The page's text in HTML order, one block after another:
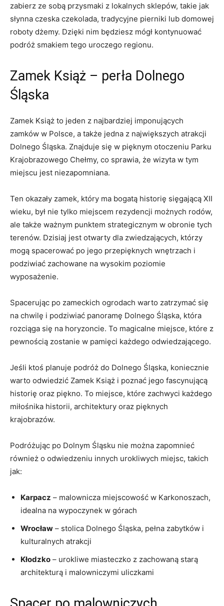
zabierz ze sobą przysmaki z lokalnych⁤ sklepów, takie jak
słynna czeska⁤ czekolada, tradycyjne pierniki lub domowej
roboty dżemy. Dzięki nim będziesz mógł kontynuować⁢
podróż smakiem tego uroczego regionu.
Zamek Książ – ⁤perła ​Dolnego
Śląska
Zamek Książ ⁢to jeden z najbardziej imponujących
zamków⁢ w‌ Polsce, ‍a także jedna z największych atrakcji
Dolnego‍ Śląska.​ Znajduje się ⁣w pięknym otoczeniu Parku
Krajobrazowego Chełmy, co sprawia, że wizyta w‌ tym
⁤miejscu‍ jest niezapomniana.
Ten okazały ⁣zamek, który ma ‌bogatą historię‌ sięgającą XII
wieku, był nie tylko miejscem rezydencji możnych‍ rodów,
‌ale ‍także ważnym ⁤punktem strategicznym ‌w ⁣obronie ⁤tych
terenów. Dzisiaj jest otwarty dla zwiedzających, ‌którzy
⁣mogą spacerować‌ po​ jego‌ przepięknych wnętrzach i
podziwiać‍ zachowane na wysokim poziomie
wyposażenie.
Spacerując‌ po zameckich ogrodach ⁢warto ‌zatrzymać się
na chwilę i podziwiać panoramę Dolnego Śląska, która
rozciąga się na horyzoncie. To magicalne miejsce, które z
pewnością zostanie w pamięci każdego odwiedzającego.
Jeśli ktoś​ planuje podróż do Dolnego Śląska, koniecznie
warto odwiedzić Zamek Książ i ⁣poznać jego fascynującą
historię oraz piękno. To miejsce, które zachwyci każdego
miłośnika historii, architektury‌ oraz pięknych
krajobrazów.
Podróżując po Dolnym Śląsku​ nie można zapomnieć
również o odwiedzeniu innych urokliwych miejsc, takich
jak:
Karpacz – malownicza miejscowość⁢ w Karkonoszach,
idealna na wypoczynek‍ w ‌górach
Wrocław – stolica Dolnego ​Śląska, pełna zabytków i
kulturalnych atrakcji
Kłodzko – urokliwe miasteczko​ z zachowaną starą
architekturą i malowniczymi uliczkami